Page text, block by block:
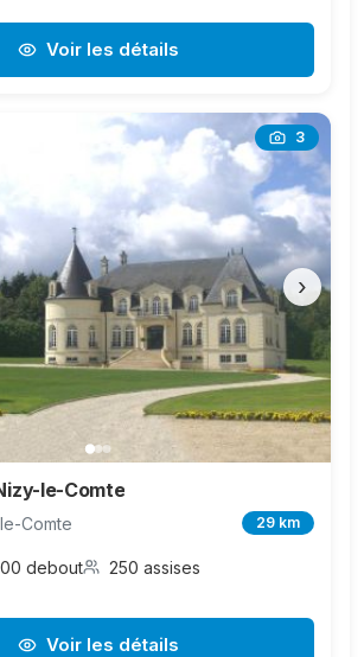
Voir les détails
3
›
le-Comte
Comte 29 km
debout 250 assises
Voir les détails